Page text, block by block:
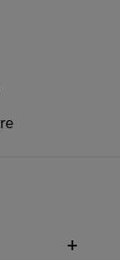
+